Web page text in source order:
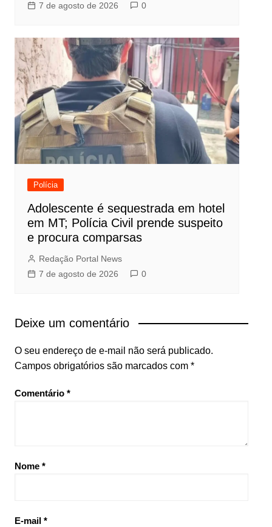
7 de agosto de 2026
0
Polícia
Adolescente é sequestrada em hotel
em MT; Polícia Civil prende suspeito
e procura comparsas
Redação Portal News
7 de agosto de 2026
0
Deixe um comentário
O seu endereço de e-mail não será publicado.
Campos obrigatórios são marcados com *
Comentário *
Nome *
E-mail *